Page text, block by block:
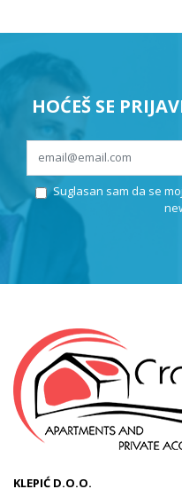
HOĆEŠ SE
Suglasan sam da se
KLEPIĆ D.O.O.